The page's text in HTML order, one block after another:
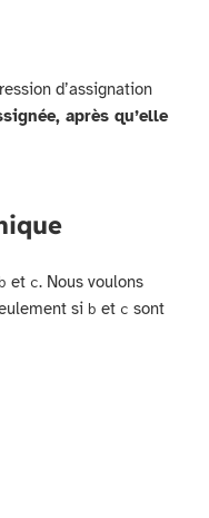
d’assignation
après qu’elle
b et c. Nous voulons
si b et c sont